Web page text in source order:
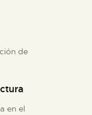
de
en el